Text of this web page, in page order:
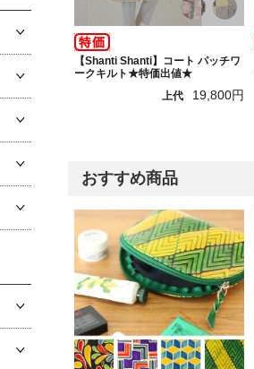
【Shanti Shanti】コート パッチワ
ークキルト★特価出値★
上代
19,800円
おすすめ商品